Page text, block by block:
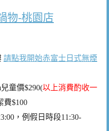
物-桃園店
請點我開始赤富士日式無煙
童價$290(以上消費酌收一
費$100
，例假日時段11:30-